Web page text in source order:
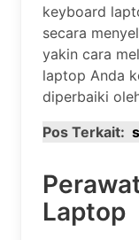
keyboard
secara
yakin cara
laptop Anda
diperbaiki
Pos Terkait:
Laptop